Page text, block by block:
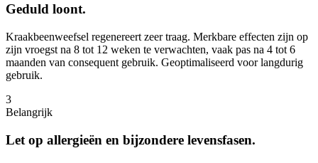
Geduld loont.
Kraakbeenweefsel regenereert zeer traag. Merkbare effecten zijn op
zijn vroegst na 8 tot 12 weken te verwachten, vaak pas na 4 tot 6
maanden van consequent gebruik. Geoptimaliseerd voor langdurig
gebruik.
3
Belangrijk
Let op allergieën en bijzondere levensfasen.